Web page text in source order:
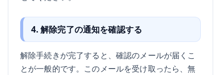
4. 解除完了の通知を確認する
解除手続きが完了すると、確認のメールが届くこ
とが一般的です。このメールを受け取ったら、無